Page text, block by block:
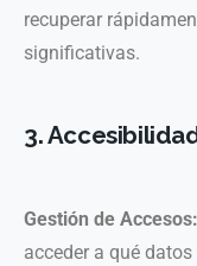
recuperar
significativas.
3.
Gestión de Accesos:
acceder a qué